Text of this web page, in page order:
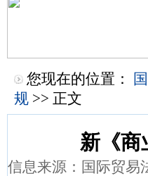
您现在的位置：
规 >> 正文
新《商
信息来源：国际贸